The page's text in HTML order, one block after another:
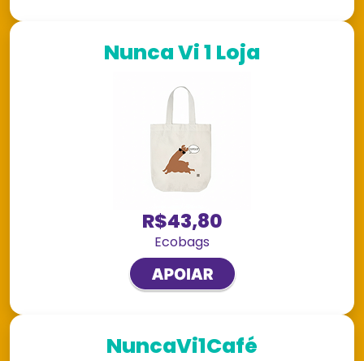
Nunca Vi 1 Loja
R$43,80
Ecobags
NuncaVi1Café